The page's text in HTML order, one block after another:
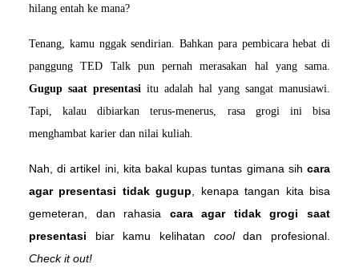
hilang entah ke mana?
Tenang, kamu nggak sendirian. Bahkan para pembicara hebat di
Gugup saat presentasi itu adalah hal yang sangat manusiawi.
Tapi, kalau dibiarkan terus-menerus, rasa grogi ini bisa
menghambat karier dan nilai kuliah.
Nah, di artikel ini, kita bakal kupas tuntas gimana sih cara
agar presentasi tidak gugup , kenapa tangan kita bisa
gemeteran, dan rahasia cara agar tidak grogi saat
presentasi biar kamu kelihatan cool
Check it out!